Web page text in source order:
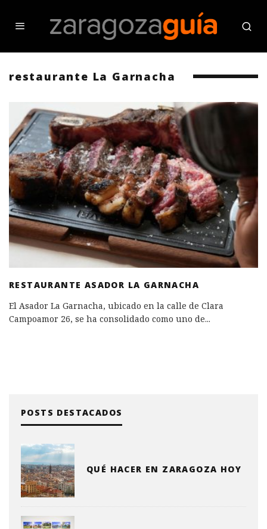
restaurante La Garnacha
RESTAURANTE ASADOR LA GARNACHA
El Asador La Garnacha, ubicado en la calle de Clara
Campoamor 26, se ha consolidado como uno de...
POSTS DESTACADOS
QUÉ HACER EN ZARAGOZA HOY